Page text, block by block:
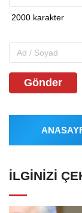
Gönder
İLGINIZI